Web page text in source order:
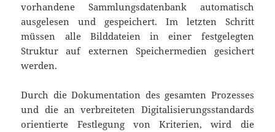
vorhandene Sammlungsdatenbank automatisch
ausgelesen und gespeichert. Im letzten Schritt
müssen alle Bilddateien in einer festgelegten
Struktur auf externen Speichermedien gesichert
werden.
Durch die Dokumentation des gesamten Prozesses
und die an verbreiteten Digitalisierungsstandards
orientierte Festlegung von Kriterien, wird die